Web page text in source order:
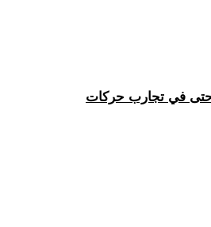
حتى في تجارب حركات